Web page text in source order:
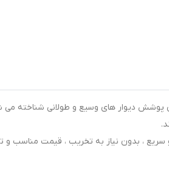
پوشش دیوار های وسیع و طولانی شناخته
، بدون نیاز به تخریب ، قیمت مناسب و